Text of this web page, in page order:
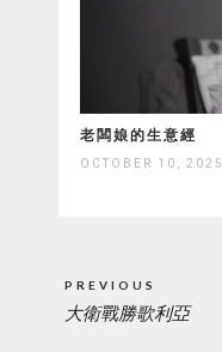
老闆娘的生意經
OCTOBER 10, 2025
navigation
PREVIOUS
PREVIOUS
大衛戰勝歌利亞